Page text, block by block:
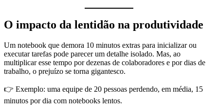
O impacto da lentidão na produtividade
Um notebook que demora 10 minutos extras para inicializar ou
executar tarefas pode parecer um detalhe isolado. Mas, ao
multiplicar esse tempo por dezenas de colaboradores e por dias de
trabalho, o prejuízo se torna gigantesco.
👉 Exemplo: uma equipe de 20 pessoas perdendo, em média, 15
minutos por dia com notebooks lentos.